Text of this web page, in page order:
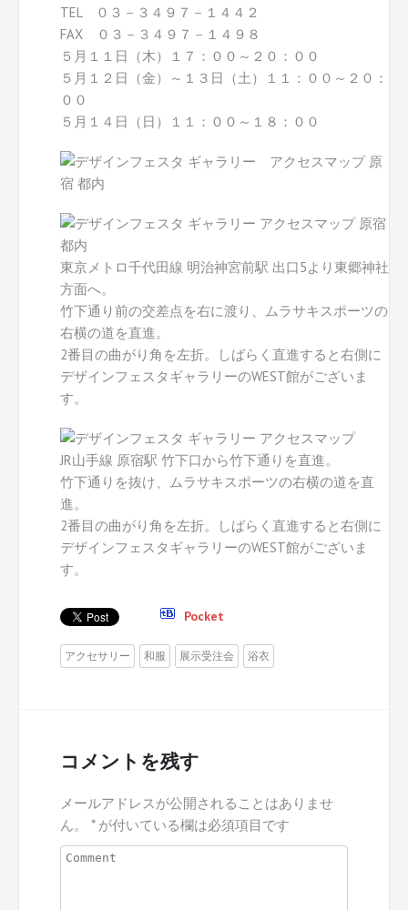
TEL ０３－３４９７－１４４２
FAX ０３－３４９７－１４９８
５月１１日（木）１７：００～２０：００
５月１２日（金）～１３日（土）１１：００～２０：
００
５月１４日（日）１１：００～１８：００
東京メトロ千代田線 明治神宮前駅 出口5より東郷神社
方面へ。
竹下通り前の交差点を右に渡り、ムラサキスポーツの
右横の道を直進。
2番目の曲がり角を左折。しばらく直進すると右側に
デザインフェスタギャラリーのWEST館がございま
す。
JR山手線 原宿駅 竹下口から竹下通りを直進。
竹下通りを抜け、ムラサキスポーツの右横の道を直
進。
2番目の曲がり角を左折。しばらく直進すると右側に
デザインフェスタギャラリーのWEST館がございま
す。
Pocket
アクセサリー 和服 展示受注会 浴衣
コメントを残す
メールアドレスが公開されることはありませ
ん。
*が付いている欄は必須項目です